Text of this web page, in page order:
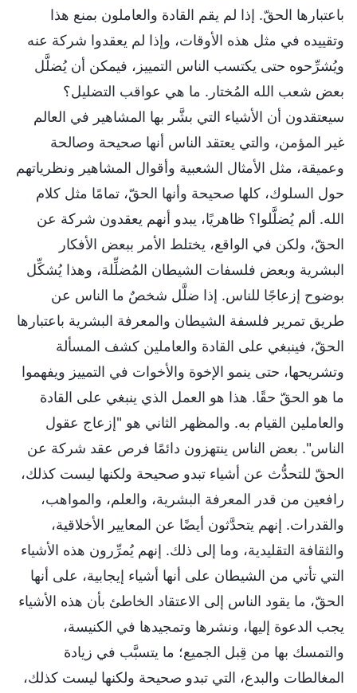
باعتبارها الحقّ. إذا لم يقم القادة والعاملون بمنع هذا
وتقييده في مثل هذه الأوقات، وإذا لم يعقدوا شركة عنه
ويُشرِّحوه حتى يكتسب الناس التمييز، فيمكن أن يُضلَّل
بعض شعب الله المُختار. ما هي عواقب التضليل؟
سيعتقدون أن الأشياء التي بشَّر بها المشاهير في العالم
غير المؤمن، والتي يعتقد الناس أنها صحيحة وصالحة
وعميقة، مثل الأمثال الشعبية وأقوال المشاهير ونظرياتهم
حول السلوك، كلها صحيحة وأنها الحقّ، تمامًا مثل كلام
الله. ألم يُضلَّلوا؟ ظاهريًا، يبدو أنهم يعقدون شركة عن
الحقّ، ولكن في الواقع، يختلط الأمر ببعض الأفكار
البشرية وبعض فلسفات الشيطان المُضلِّلة، وهذا يُشكِّل
بوضوح إزعاجًا للناس. إذا ضلَّل شخصٌ ما الناس عن
طريق تمرير فلسفة الشيطان والمعرفة البشرية باعتبارها
الحقّ، فينبغي على القادة والعاملين كشف المسألة
وتشريحها، حتى ينمو الإخوة والأخوات في التمييز ويفهموا
ما هو الحقّ حقًا. هذا هو العمل الذي ينبغي على القادة
والعاملين القيام به. والمظهر الثاني هو "إزعاج عقول
الناس". بعض الناس ينتهزون دائمًا فرص عقد شركة عن
الحقّ للتحدُّث عن أشياء تبدو صحيحة ولكنها ليست كذلك،
رافعين من قدر المعرفة البشرية، والعلم، والمواهب،
والقدرات. إنهم يتحدَّثون أيضًا عن المعايير الأخلاقية،
والثقافة التقليدية، وما إلى ذلك. إنهم يُمرِّرون هذه الأشياء
التي تأتي من الشيطان على أنها أشياء إيجابية، على أنها
الحقّ، ما يقود الناس إلى الاعتقاد الخاطئ بأن هذه الأشياء
يجب الدعوة إليها، ونشرها وتمجيدها في الكنيسة،
والتمسك بها من قِبل الجميع؛ ما يتسبَّب في زيادة
المغالطات والبدع، التي تبدو صحيحة ولكنها ليست كذلك،